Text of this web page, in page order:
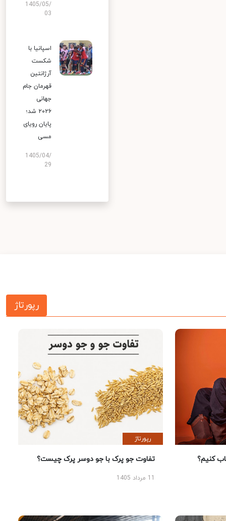
1405/05/
03
اسپانیا با
شکست
آرژانتین
قهرمان جام
جهانی
۲۰۲۶ شد؛
پایان رویای
مسی
1405/04/
29
رپورتاژ
کنیم؟
رپورتاژ
تفاوت جو پرک با جو دوسر پرک چیست؟